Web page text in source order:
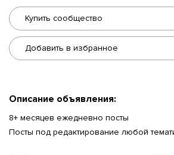
Купить сообщество
Добавить в избранное
Описание объявления:
8+ месяцев ежедневно посты
Посты под редактирование любой